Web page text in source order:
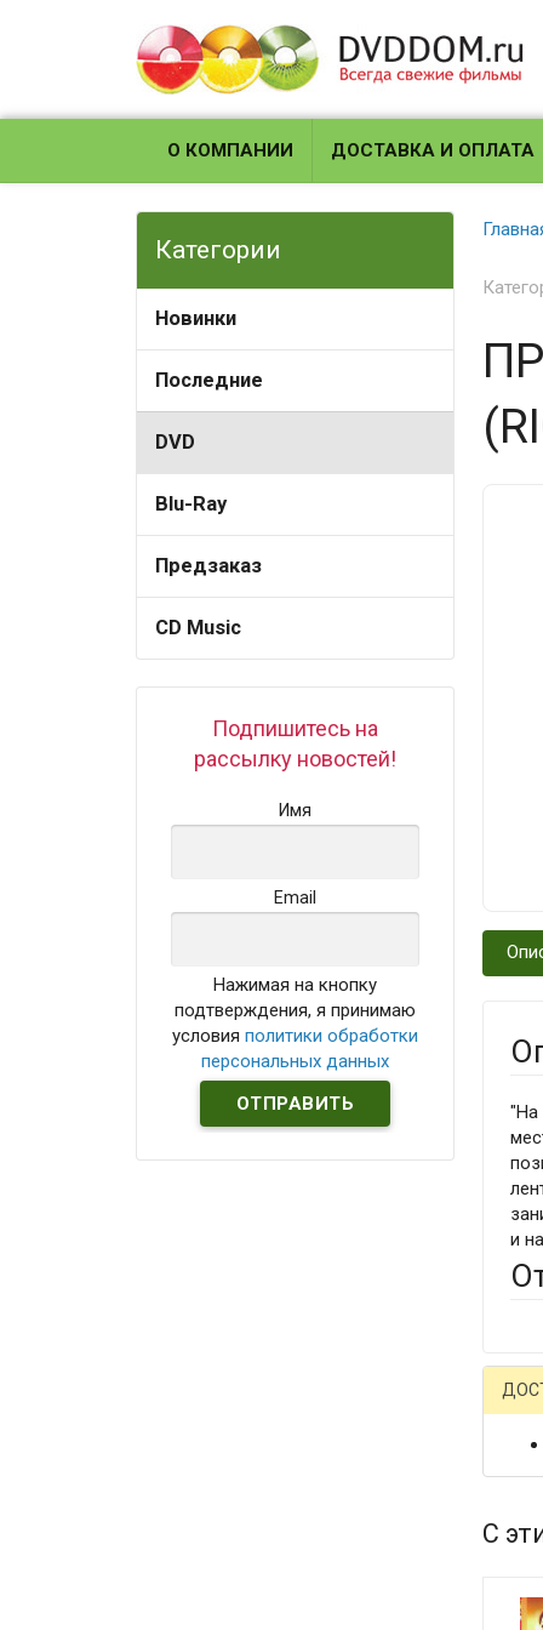
О КОМПАНИИ ДОСТАВКА И ОПЛАТА
Категории
Новинки
Последние
DVD
Blu-Ray
Предзаказ
CD Music
Подпишитесь на
рассылку новостей!
Имя
Email
Нажимая на кнопку
подтверждения, я принимаю
условияполитики обработки
персональных данных
"На
и
С